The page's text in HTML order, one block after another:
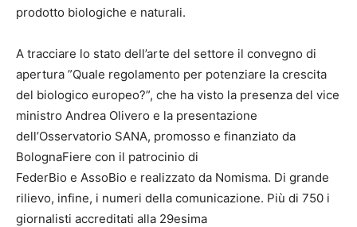
prodotto biologiche e naturali.
A tracciare lo stato dell’arte del settore il convegno di
apertura ”Quale regolamento per potenziare la crescita
del biologico europeo?”, che ha visto la presenza del vice
ministro Andrea Olivero e la presentazione
dell’Osservatorio SANA, promosso e finanziato da
BolognaFiere con il patrocinio di
FederBio e AssoBio e realizzato da Nomisma. Di grande
rilievo, infine, i numeri della comunicazione. Più di 750 i
giornalisti accreditati alla 29esima